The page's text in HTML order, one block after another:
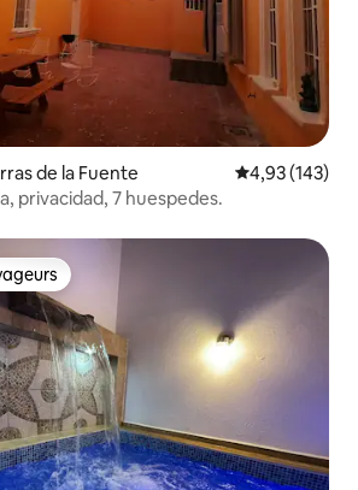
de la Fuente Évaluation
4,93 (143)
privacidad, 7 huespedes.